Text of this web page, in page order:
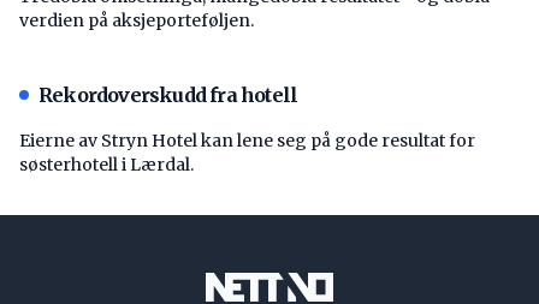
verdien på aksjeporteføljen.
Rekordoverskudd fra hotell
Eierne av Stryn Hotel kan lene seg på gode resultat for
søsterhotell i Lærdal.